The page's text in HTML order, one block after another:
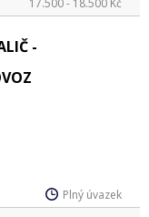
17.500 - 18.500 Kč
-
Plný úvazek